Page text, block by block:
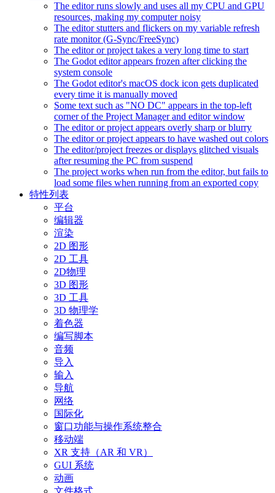
The editor runs slowly and uses all my CPU and GPU
resources, making my computer noisy
The editor stutters and flickers on my variable refresh
rate monitor (G-Sync/FreeSync)
The editor or project takes a very long time to start
The Godot editor appears frozen after clicking the
system console
The Godot editor's macOS dock icon gets duplicated
every time it is manually moved
Some text such as "NO DC" appears in the top-left
corner of the Project Manager and editor window
The editor or project appears overly sharp or blurry
The editor or project appears to have washed out colors
The editor/project freezes or displays glitched visuals
after resuming the PC from suspend
The project works when run from the editor, but fails to
load some files when running from an exported copy
特性列表
平台
编辑器
渲染
2D 图形
2D 工具
2D物理
3D 图形
3D 工具
3D 物理学
着色器
编写脚本
音频
导入
输入
导航
网络
国际化
窗口功能与操作系统整合
移动端
XR 支持（AR 和 VR）
GUI 系统
动画
文件格式